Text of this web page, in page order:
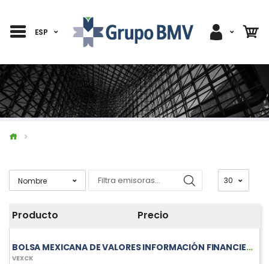
ESP
Producto Precio
BOLSA MEXICANA DE VALORES INFORMACIÓN FINANCIERA TRIMESTRAL DE VEXCK
VEXCK